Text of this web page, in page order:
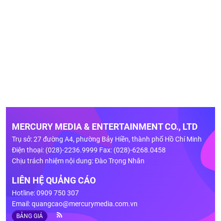
MERCURY MEDIA & ENTERTAINMENT CO., LTD
Trụ sở: 27 đường A4, phường Bảy Hiền, thành phố Hồ Chí Minh
Điện thoại: (028)-2236.9999 Fax: (028)-6268.0458
Chịu trách nhiệm nội dung: Đào Trọng Nhân
LIÊN HỆ QUẢNG CÁO
Hotline: 0909 750 307
Email:quangcao@mercurymedia.com.vn
BẢNG GIÁ